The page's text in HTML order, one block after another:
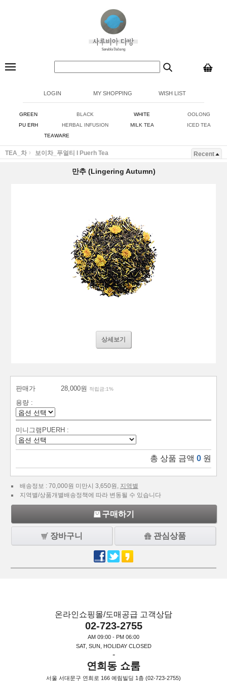
LOGIN MY SHOPPING WISH LIST
GREEN BLACK WHITE
OOLONG
PU ERH
HERBAL INFUSION MILK TEA
ICED TEA
TEAWARE
TEA_차 보이차_푸얼티 I Puerh Tea Recent
만추 (Lingering Autumn)
상세보기
판매가 28,000원 적립금:1%
용량 :
미니그램PUERH :
총 상품 금액 0 원
배송정보 : 70,000원 미만시 3,650원, 지역별
지역별/상품개별배송정책에 따라 변동될 수 있습니다
구매하기
장바구니 관심상품
온라인쇼핑몰/도매공급 고객상담
02-723-2755
AM 09:00 - PM 06:00
SAT, SUN, HOLIDAY CLOSED
-
연희동 쇼룸
서울 서대문구 연희로 166 예림빌딩 1층 (02-723-2755)